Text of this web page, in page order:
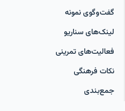
گفت‌وگوی نمونه
لینک‌های سناریو
فعالیت‌های تمرینی
نکات فرهنگی
جمع‌بندی